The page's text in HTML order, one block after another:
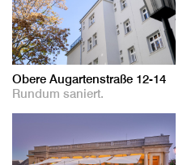
Obere Augartenstraße 12-14
Rundum saniert.